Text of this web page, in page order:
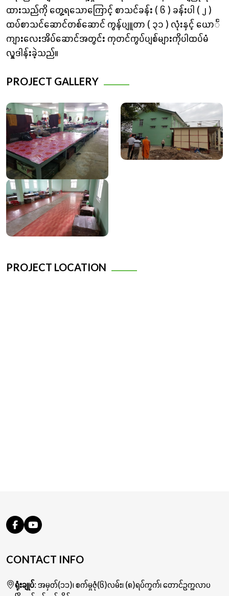
ထားသည်ကို တွေ့ရသောကြောင့် စာသင်ခန်း ( ၆ ) ခန်းပါ ( ၂ )
ထပ်စာသင်ဆောင်တစ်ဆောင် ကွန်ပျူတာ ( ၃၁ ) လုံးနှင့် ‌ယောင်္
ကျားလေးအိပ်ဆောင်အတွင်း ကုတင်ကွပ်ပျစ်များကိုပါထပ်မံ
လှူဒါန်းခဲ့သည်။
PROJECT GALLERY
PROJECT LOCATION
CONTACT INFO
ရုံးချုပ်: အမှတ်(၁၁)၊ စက်မှုဇုံ(၆)လမ်း၊ (၈)ရပ်ကွက်၊ တောင်ဥက္ကလာပ